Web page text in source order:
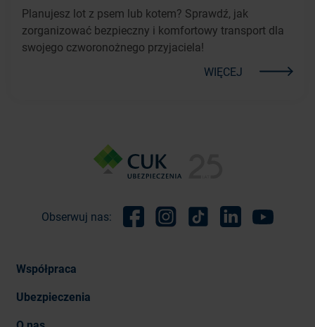
Planujesz lot z psem lub kotem? Sprawdź, jak
zorganizować bezpieczny i komfortowy transport dla
swojego czworonożnego przyjaciela!
WIĘCEJ
Obserwuj nas:
Współpraca
Ubezpieczenia